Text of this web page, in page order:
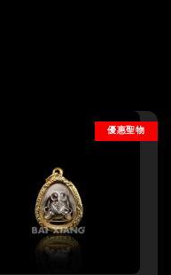
優惠聖物